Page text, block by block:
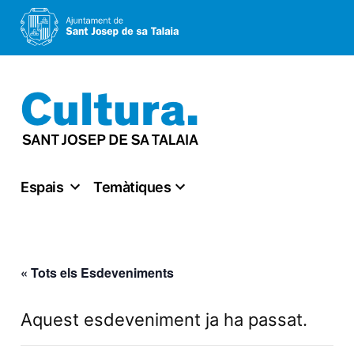
al
contingut
Espais Temàtiques
« Tots els Esdeveniments
Aquest esdeveniment ja ha passat.